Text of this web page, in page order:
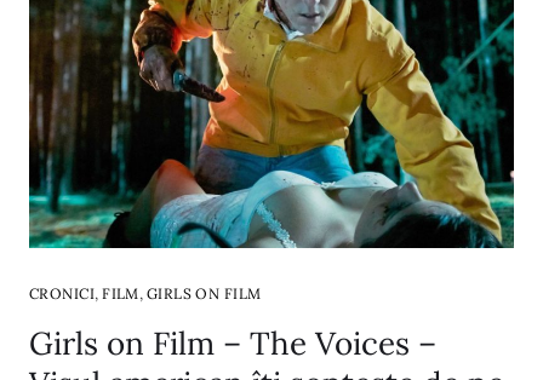
CRONICI,FILM, GIRLS ON FILM
Girls on Film – The Voices –